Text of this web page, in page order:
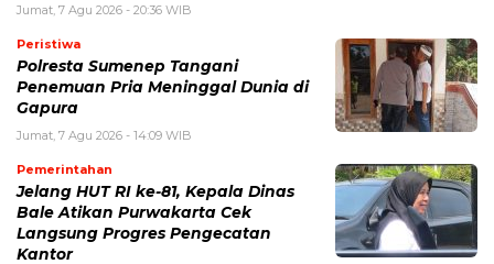
Jumat, 7 Agu 2026 - 20:36 WIB
Peristiwa
Polresta Sumenep Tangani
Penemuan Pria Meninggal Dunia di
Gapura
Jumat, 7 Agu 2026 - 14:09 WIB
Pemerintahan
Jelang HUT RI ke-81, Kepala Dinas
Bale Atikan Purwakarta Cek
Langsung Progres Pengecatan
Kantor